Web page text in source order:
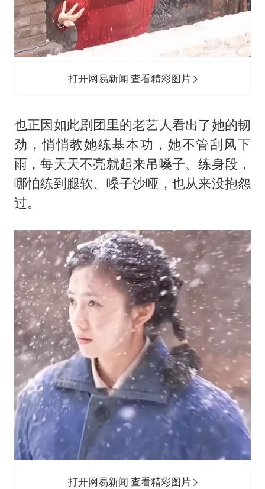
打开网易新闻 查看精彩图片
也正因如此剧团里的老艺人看出了她的韧
劲，悄悄教她练基本功，她不管刮风下
雨，每天天不亮就起来吊嗓子、练身段，
哪怕练到腿软、嗓子沙哑，也从来没抱怨
过。
打开网易新闻 查看精彩图片